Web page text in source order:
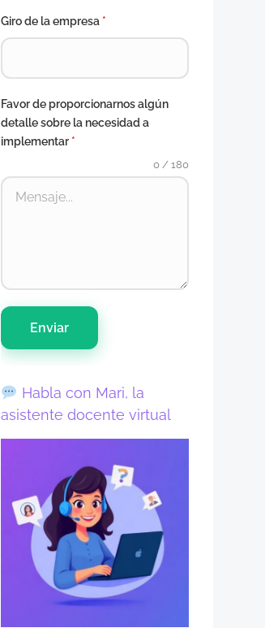
Giro de la empresa *
Favor de proporcionarnos algún
detalle sobre la necesidad a
implementar *
0 / 180
Enviar
Habla con Mari, la
asistente docente virtual